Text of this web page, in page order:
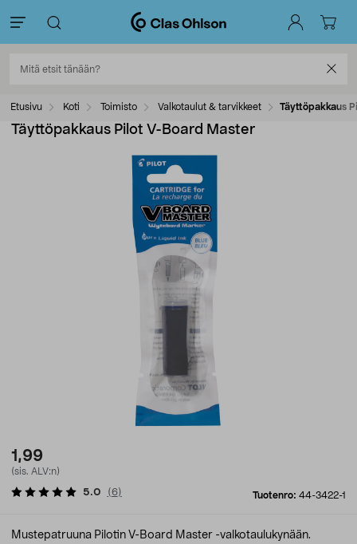
Etusivu Koti Toimisto Valkotaulut & tarvikkeet Täyttöpakkaus
Täyttöpakkaus Pilot V-Board Master
1,99
(sis. ALV:n)
Tuotenro: 44-3422-1
5.0 (6)
Mustepatruuna Pilotin V-Board Master -valkotaulukynään.